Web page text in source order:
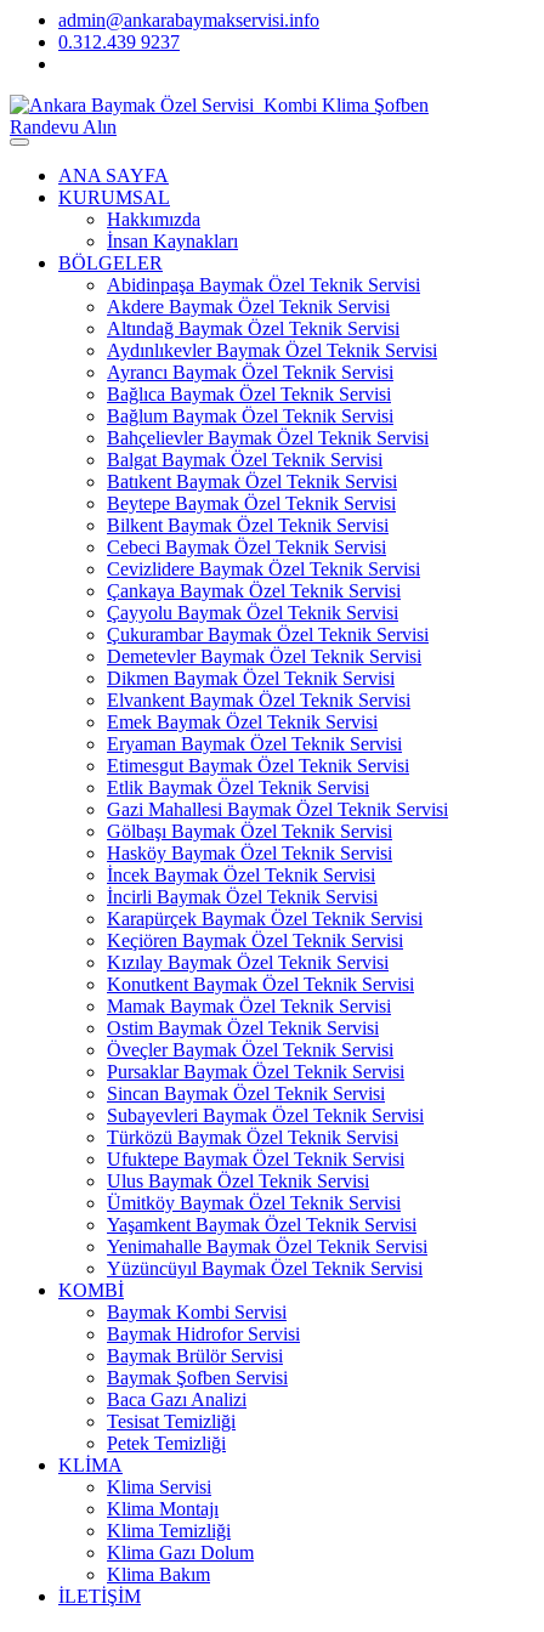
admin@ankarabaymakservisi.info
0.312.439 9237
Randevu Alın
ANA SAYFA
KURUMSAL
Hakkımızda
İnsan Kaynakları
BÖLGELER
Abidinpaşa Baymak Özel Teknik Servisi
Akdere Baymak Özel Teknik Servisi
Altındağ Baymak Özel Teknik Servisi
Aydınlıkevler Baymak Özel Teknik Servisi
Ayrancı Baymak Özel Teknik Servisi
Bağlıca Baymak Özel Teknik Servisi
Bağlum Baymak Özel Teknik Servisi
Bahçelievler Baymak Özel Teknik Servisi
Balgat Baymak Özel Teknik Servisi
Batıkent Baymak Özel Teknik Servisi
Beytepe Baymak Özel Teknik Servisi
Bilkent Baymak Özel Teknik Servisi
Cebeci Baymak Özel Teknik Servisi
Cevizlidere Baymak Özel Teknik Servisi
Çankaya Baymak Özel Teknik Servisi
Çayyolu Baymak Özel Teknik Servisi
Çukurambar Baymak Özel Teknik Servisi
Demetevler Baymak Özel Teknik Servisi
Dikmen Baymak Özel Teknik Servisi
Elvankent Baymak Özel Teknik Servisi
Emek Baymak Özel Teknik Servisi
Eryaman Baymak Özel Teknik Servisi
Etimesgut Baymak Özel Teknik Servisi
Etlik Baymak Özel Teknik Servisi
Gazi Mahallesi Baymak Özel Teknik Servisi
Gölbaşı Baymak Özel Teknik Servisi
Hasköy Baymak Özel Teknik Servisi
İncek Baymak Özel Teknik Servisi
İncirli Baymak Özel Teknik Servisi
Karapürçek Baymak Özel Teknik Servisi
Keçiören Baymak Özel Teknik Servisi
Kızılay Baymak Özel Teknik Servisi
Konutkent Baymak Özel Teknik Servisi
Mamak Baymak Özel Teknik Servisi
Ostim Baymak Özel Teknik Servisi
Öveçler Baymak Özel Teknik Servisi
Pursaklar Baymak Özel Teknik Servisi
Sincan Baymak Özel Teknik Servisi
Subayevleri Baymak Özel Teknik Servisi
Türközü Baymak Özel Teknik Servisi
Ufuktepe Baymak Özel Teknik Servisi
Ulus Baymak Özel Teknik Servisi
Ümitköy Baymak Özel Teknik Servisi
Yaşamkent Baymak Özel Teknik Servisi
Yenimahalle Baymak Özel Teknik Servisi
Yüzüncüyıl Baymak Özel Teknik Servisi
KOMBİ
Baymak Kombi Servisi
Baymak Hidrofor Servisi
Baymak Brülör Servisi
Baymak Şofben Servisi
Baca Gazı Analizi
Tesisat Temizliği
Petek Temizliği
KLİMA
Klima Servisi
Klima Montajı
Klima Temizliği
Klima Gazı Dolum
Klima Bakım
İLETİŞİM